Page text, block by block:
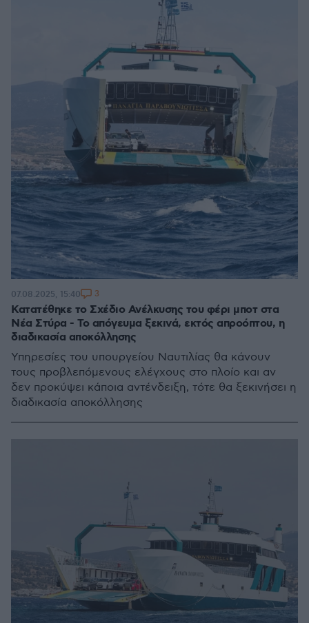
Κατατέθηκε το Σχέδιο Ανέλκυσης του φέρι μποτ στα
Νέα Στύρα - Το απόγευμα ξεκινά, εκτός απροόπτου, η
διαδικασία αποκόλλησης
Υπηρεσίες του υπουργείου Ναυτιλίας θα κάνουν
τους προβλεπόμενους ελέγχους στο πλοίο και αν
δεν προκύψει κάποια αντένδειξη, τότε θα ξεκινήσει η
διαδικασία αποκόλλησης
07.08.2025, 15:40 3